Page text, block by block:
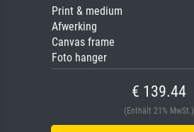
Print & medium
Afwerking
Canvas frame
Foto hanger
€ 139.44
(Enthält 21% MwSt.)